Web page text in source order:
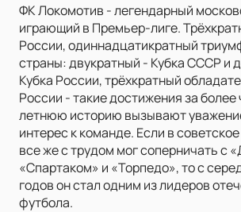
ФК Локомотив - легендарный
играющий в Премьер-лиге.
России, одиннадцатикратный
страны: двукратный - Кубка СССР и
Кубка России, трёхкратный
России - такие достижения за более
летнюю историю вызывают
интерес к команде. Если в
все же с трудом мог соперничать с
«Спартаком» и «Торпедо», то с
годов он стал одним из лидеров
футбола.